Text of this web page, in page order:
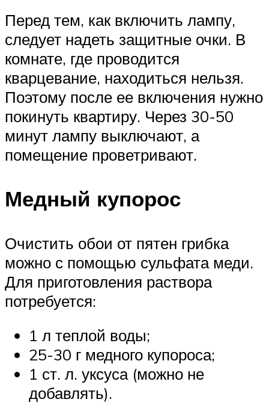
Перед тем, как включить лампу,
следует надеть защитные очки. В
комнате, где проводится
кварцевание, находиться нельзя.
Поэтому после ее включения нужно
покинуть квартиру. Через 30-50
минут лампу выключают, а
помещение проветривают.
Медный купорос
Очистить обои от пятен грибка
можно с помощью сульфата меди.
Для приготовления раствора
потребуется:
1 л теплой воды;
25-30 г медного купороса;
1 ст. л. уксуса (можно не
добавлять).